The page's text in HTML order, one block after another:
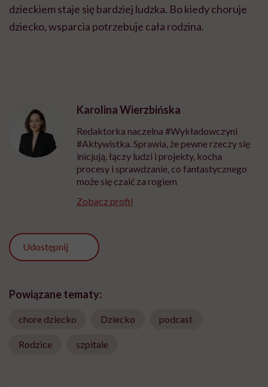
dzieckiem staje się bardziej ludzka. Bo kiedy choruje
dziecko, wsparcia potrzebuje cała rodzina.
Karolina Wierzbińska
Redaktorka naczelna #Wykładowczyni
#Aktywistka. Sprawia, że pewne rzeczy się
inicjują, łączy ludzi i projekty, kocha
procesy i sprawdzanie, co fantastycznego
może się czaić za rogiem
Zobacz profil
Udostępnij
Powiązane tematy:
chore dziecko Dziecko podcast
Rodzice szpitale